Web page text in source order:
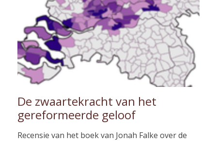
De zwaartekracht van het
gereformeerde geloof
Recensie van het boek van Jonah Falke over de